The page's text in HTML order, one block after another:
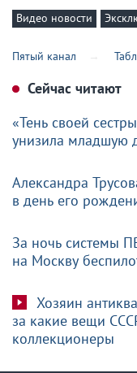
Видео новости
Пятый канал
Сейчас читают
«Тень своей
унизила младшую
Александра
в день его
За ночь системы
на Москву
Хозяин
за какие вещи
коллекционеры